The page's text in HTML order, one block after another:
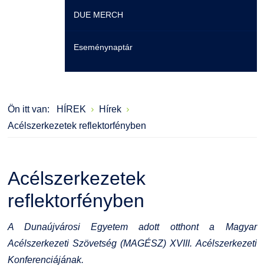
Moodle
Átjelentkezőknek
Karrier
EHÖK
Hallgatókra érvényes szabályzatok
Ösztöndíjak
Könyvtár
Szakmentori rendszer
Felnőttképzés
HASIT
Neptun
Moodle
Családbarát Szolgáltató
Dokumentumok
Érdekvédelmi testületek
Szervezeti felépítés
Szabályzatok
Díjak, elismerések
Telefonkönyv
Minőségirányítás
Intézményi és Tanulmányi Tájékoztató
DUE MERCH
Eseménynaptár
Ön itt van: HÍREK
Hírek
Acélszerkezetek reflektorfényben
Acélszerkezetek
reflektorfényben
A Dunaújvárosi Egyetem adott otthont a Magyar
Acélszerkezeti Szövetség (MAGÉSZ) XVIII. Acélszerkezeti
Konferenciájának.